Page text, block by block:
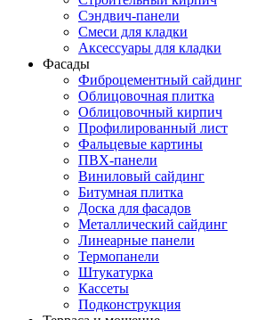
Сэндвич-панели
Смеси для кладки
Аксессуары для кладки
Фасады
Фиброцементный сайдинг
Облицовочная плитка
Облицовочный кирпич
Профилированный лист
Фальцевые картины
ПВХ-панели
Виниловый сайдинг
Битумная плитка
Доска для фасадов
Металлический сайдинг
Линеарные панели
Термопанели
Штукатурка
Кассеты
Подконструкция